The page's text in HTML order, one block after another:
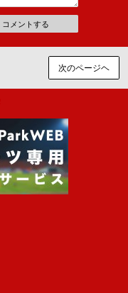
コメントする
次のページヘ